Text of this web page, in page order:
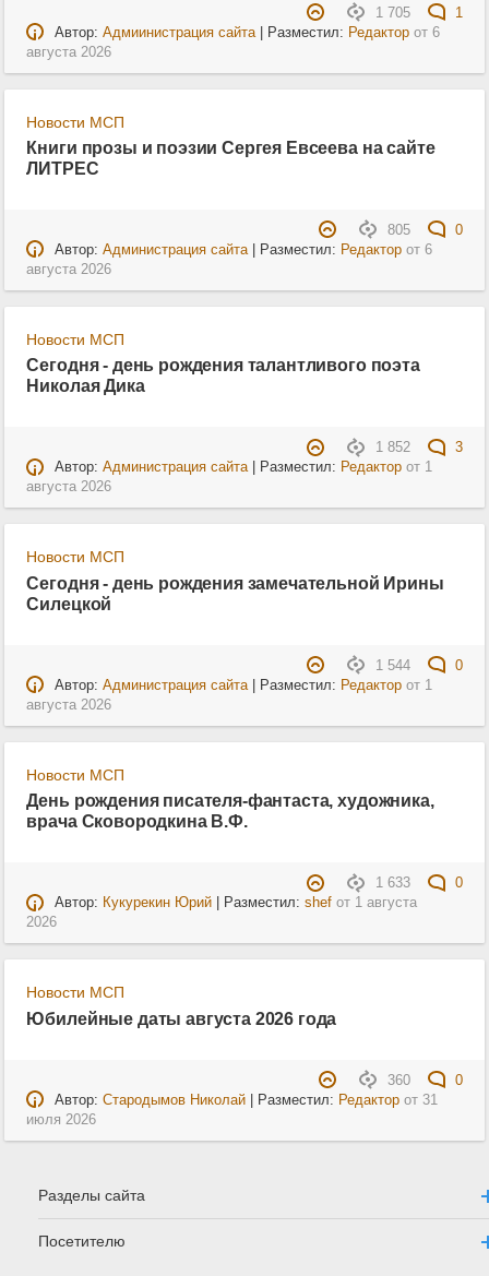
1 705
1
Автор: Адмиинистрация сайта| Разместил: Редакторот 6
августа 2026
Новости МСП
Книги прозы и поэзии Сергея Евсеева на сайте
ЛИТРЕС
805
0
Автор: Администрация сайта| Разместил: Редакторот 6
августа 2026
Новости МСП
Сегодня - день рождения талантливого поэта
Николая Дика
1 852
3
Автор: Администрация сайта| Разместил: Редакторот 1
августа 2026
Новости МСП
Сегодня - день рождения замечательной Ирины
Силецкой
1 544
0
Автор: Администрация сайта| Разместил: Редакторот 1
августа 2026
Новости МСП
День рождения писателя-фантаста, художника,
врача Сковородкина В.Ф.
1 633
0
Автор: Кукурекин Юрий| Разместил: shefот 1 августа
2026
Новости МСП
Юбилейные даты августа 2026 года
360
0
Автор: Стародымов Николай| Разместил: Редакторот 31
июля 2026
Разделы сайта
Посетителю